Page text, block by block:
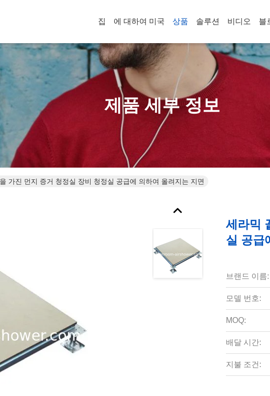
집 에 대하여 미국 상품 솔루션 비디오 블
제품 세부 정보
가진 먼지 증거 청정실 장비 청정실 공급에 의하여 올려지는 지면
세라믹
실 공급
브랜드 이름:
모델 번호:
MOQ:
배달 시간:
지불 조건: